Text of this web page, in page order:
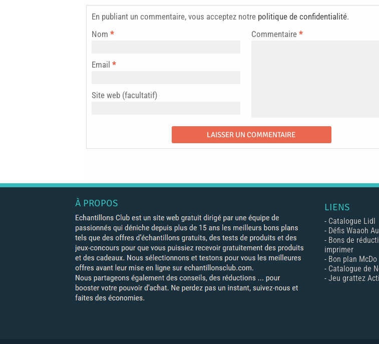
En publiant un commentaire, vous acceptez notre politique de confidentialité.
Commentaire *
Nom *
Email *
Site web (facultatif)
À PROPOS LIENS
- Catalogue Lidl
- Défis Waaoh
- Bons de
imprimer
- Bon plan McDo
- Catalogue de
- Jeu grattez